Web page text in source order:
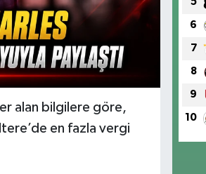
alan bilgilere göre,
en fazla vergi
6
7
8
9
10